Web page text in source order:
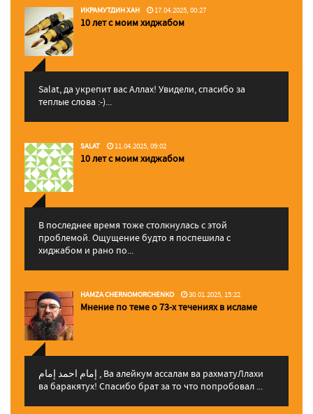
ИКРАМУТДИН ХАН 17.04.2025, 00:27
10 лет с моим хиджабом
Salat, да укрепит вас Аллаx! Увидели, спасибо за
теплые слова :-)...
SALAT 11.04.2025, 09:02
10 лет с моим хиджабом
В последнее время тоже столкнулась с этой
проблемой. Ощущение будто я поспешила с
хиджабом и рано по...
HAMZA CHERNOMORCHENKO 30.01.2025, 15:22
Мнение по теме о 73-х течениях в исламе
إمام احمد إمام , Ва алейкум ассалам ва рахматуЛлахи
ва баракятух! Спасибо брат за то что попробовал ...